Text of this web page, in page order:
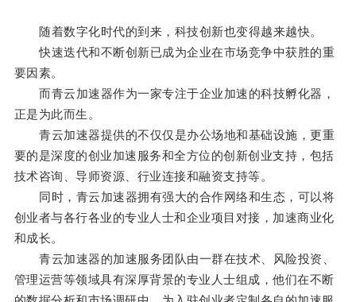
随着数字化时代的到来，科技创新也变得越来越快。
快速迭代和不断创新已成为企业在市场竞争中获胜的重
要因素。
而青云加速器作为一家专注于企业加速的科技孵化器，
正是为此而生。
青云加速器提供的不仅仅是办公场地和基础设施，更重
要的是深度的创业加速服务和全方位的创新创业支持，包括
技术咨询、导师资源、行业连接和融资支持等。
同时，青云加速器拥有强大的合作网络和生态，可以将
创业者与各行各业的专业人士和企业项目对接，加速商业化
和成长。
青云加速器的加速服务团队由一群在技术、风险投资、
管理运营等领域具有深厚背景的专业人士组成，他们在不断